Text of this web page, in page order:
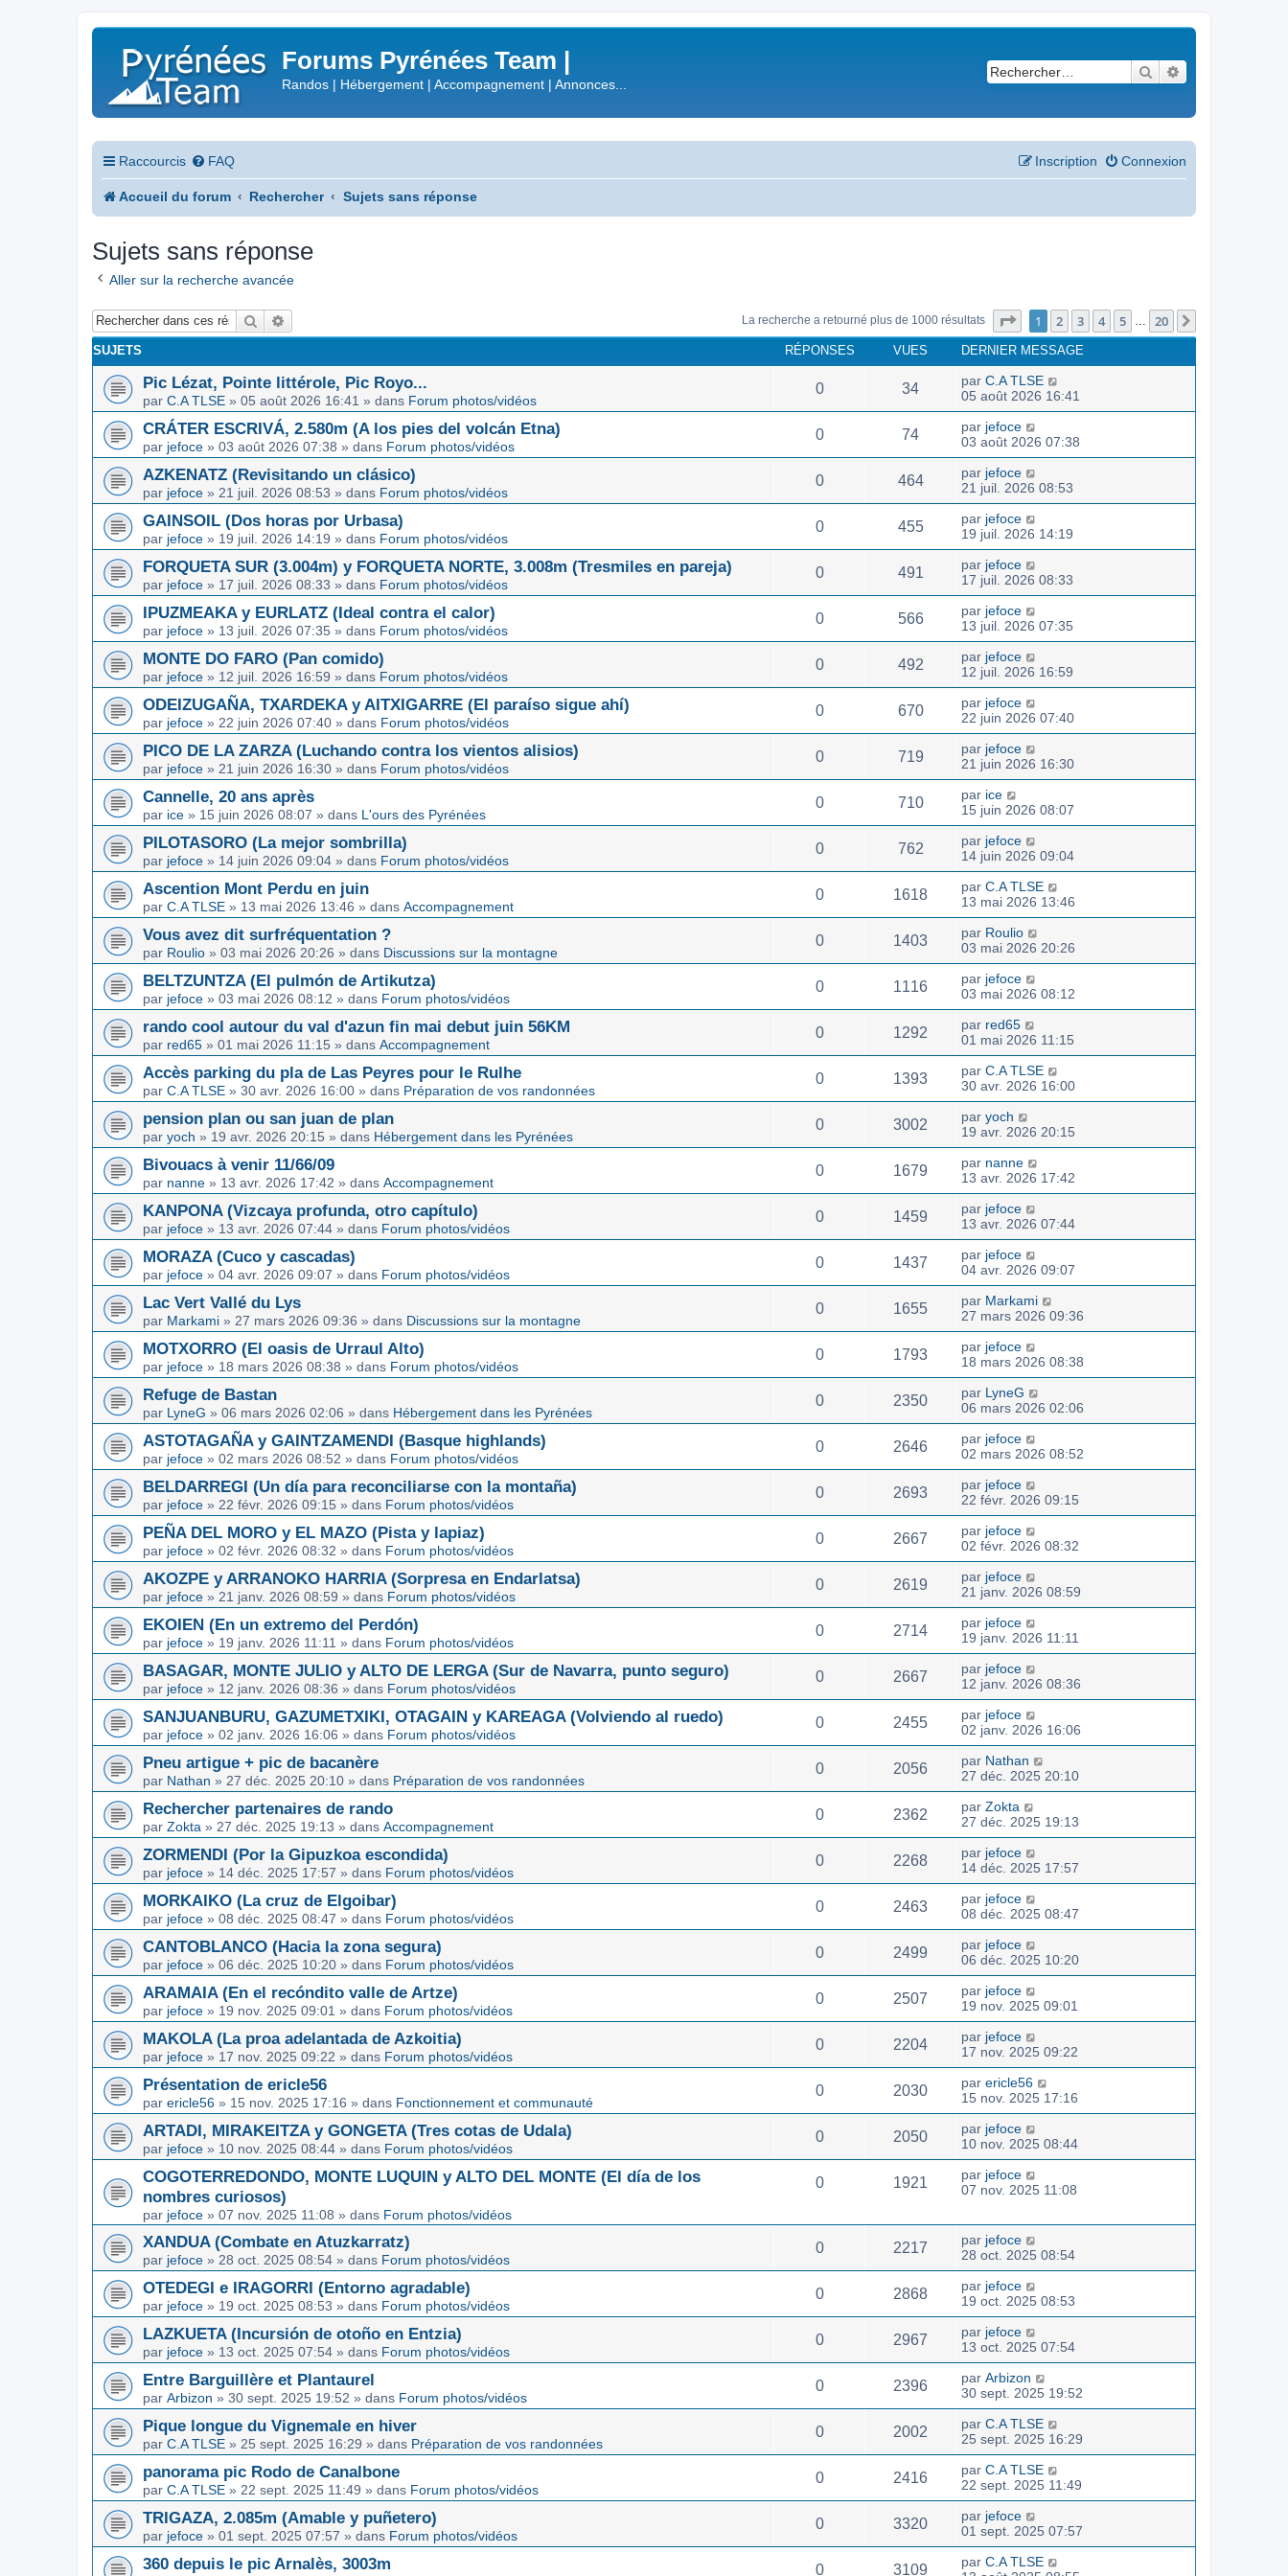
Forums Pyrénées Team |
Randos | Hébergement | Accompagnement | Annonces...
Rechercher
Raccourcis FAQ Connexion
Inscription
Accueil du forum Rechercher Sujets sans réponse
Sujets sans réponse
Aller sur la recherche avancée
Rechercher La recherche a retourné plus de 1000 résultats Page sur20
1 2 3 4 5 … 20
SUJETS RÉPONSES VUES DERNIER MESSAGE
Pic Lézat, Pointe littérole, Pic Royo...
par C.A TLSE » 05 août 2026 16:41 » dans Forum photos/vidéos
0 34 par C.A TLSE
05 août 2026 16:41
CRÁTER ESCRIVÁ, 2.580m (A los pies del volcán Etna)
par jefoce » 03 août 2026 07:38 » dans Forum photos/vidéos
0 74 par jefoce
03 août 2026 07:38
AZKENATZ (Revisitando un clásico)
par jefoce » 21 juil. 2026 08:53 » dans Forum photos/vidéos
0 464 par jefoce
21 juil. 2026 08:53
GAINSOIL (Dos horas por Urbasa)
par jefoce » 19 juil. 2026 14:19 » dans Forum photos/vidéos
0 455 par jefoce
19 juil. 2026 14:19
FORQUETA SUR (3.004m) y FORQUETA NORTE, 3.008m (Tresmiles en pareja)
par jefoce » 17 juil. 2026 08:33 » dans Forum photos/vidéos
0 491 par jefoce
17 juil. 2026 08:33
IPUZMEAKA y EURLATZ (Ideal contra el calor)
par jefoce » 13 juil. 2026 07:35 » dans Forum photos/vidéos
0 566 par jefoce
13 juil. 2026 07:35
MONTE DO FARO (Pan comido)
par jefoce » 12 juil. 2026 16:59 » dans Forum photos/vidéos
0 492 par jefoce
12 juil. 2026 16:59
ODEIZUGAÑA, TXARDEKA y AITXIGARRE (El paraíso sigue ahí)
par jefoce » 22 juin 2026 07:40 » dans Forum photos/vidéos
0 670 par jefoce
22 juin 2026 07:40
PICO DE LA ZARZA (Luchando contra los vientos alisios)
par jefoce » 21 juin 2026 16:30 » dans Forum photos/vidéos
0 719 par jefoce
21 juin 2026 16:30
Cannelle, 20 ans après
par ice » 15 juin 2026 08:07 » dans L'ours des Pyrénées
0 710 par ice
15 juin 2026 08:07
PILOTASORO (La mejor sombrilla)
par jefoce » 14 juin 2026 09:04 » dans Forum photos/vidéos
0 762 par jefoce
14 juin 2026 09:04
Ascention Mont Perdu en juin
par C.A TLSE » 13 mai 2026 13:46 » dans Accompagnement
0 1618 par C.A TLSE
13 mai 2026 13:46
Vous avez dit surfréquentation ?
par Roulio » 03 mai 2026 20:26 » dans Discussions sur la montagne
0 1403 par Roulio
03 mai 2026 20:26
BELTZUNTZA (El pulmón de Artikutza)
par jefoce » 03 mai 2026 08:12 » dans Forum photos/vidéos
0 1116 par jefoce
03 mai 2026 08:12
rando cool autour du val d'azun fin mai debut juin 56KM
par red65 » 01 mai 2026 11:15 » dans Accompagnement
0 1292 par red65
01 mai 2026 11:15
Accès parking du pla de Las Peyres pour le Rulhe
par C.A TLSE » 30 avr. 2026 16:00 » dans Préparation de vos randonnées
0 1393 par C.A TLSE
30 avr. 2026 16:00
pension plan ou san juan de plan
par yoch » 19 avr. 2026 20:15 » dans Hébergement dans les Pyrénées
0 3002 par yoch
19 avr. 2026 20:15
Bivouacs à venir 11/66/09
par nanne » 13 avr. 2026 17:42 » dans Accompagnement
0 1679 par nanne
13 avr. 2026 17:42
KANPONA (Vizcaya profunda, otro capítulo)
par jefoce » 13 avr. 2026 07:44 » dans Forum photos/vidéos
0 1459 par jefoce
13 avr. 2026 07:44
MORAZA (Cuco y cascadas)
par jefoce » 04 avr. 2026 09:07 » dans Forum photos/vidéos
0 1437 par jefoce
04 avr. 2026 09:07
Lac Vert Vallé du Lys
par Markami » 27 mars 2026 09:36 » dans Discussions sur la montagne
0 1655 par Markami
27 mars 2026 09:36
MOTXORRO (El oasis de Urraul Alto)
par jefoce » 18 mars 2026 08:38 » dans Forum photos/vidéos
0 1793 par jefoce
18 mars 2026 08:38
Refuge de Bastan
par LyneG » 06 mars 2026 02:06 » dans Hébergement dans les Pyrénées
0 2350 par LyneG
06 mars 2026 02:06
ASTOTAGAÑA y GAINTZAMENDI (Basque highlands)
par jefoce » 02 mars 2026 08:52 » dans Forum photos/vidéos
0 2646 par jefoce
02 mars 2026 08:52
BELDARREGI (Un día para reconciliarse con la montaña)
par jefoce » 22 févr. 2026 09:15 » dans Forum photos/vidéos
0 2693 par jefoce
22 févr. 2026 09:15
PEÑA DEL MORO y EL MAZO (Pista y lapiaz)
par jefoce » 02 févr. 2026 08:32 » dans Forum photos/vidéos
0 2667 par jefoce
02 févr. 2026 08:32
AKOZPE y ARRANOKO HARRIA (Sorpresa en Endarlatsa)
par jefoce » 21 janv. 2026 08:59 » dans Forum photos/vidéos
0 2619 par jefoce
21 janv. 2026 08:59
EKOIEN (En un extremo del Perdón)
par jefoce » 19 janv. 2026 11:11 » dans Forum photos/vidéos
0 2714 par jefoce
19 janv. 2026 11:11
BASAGAR, MONTE JULIO y ALTO DE LERGA (Sur de Navarra, punto seguro)
par jefoce » 12 janv. 2026 08:36 » dans Forum photos/vidéos
0 2667 par jefoce
12 janv. 2026 08:36
SANJUANBURU, GAZUMETXIKI, OTAGAIN y KAREAGA (Volviendo al ruedo)
par jefoce » 02 janv. 2026 16:06 » dans Forum photos/vidéos
0 2455 par jefoce
02 janv. 2026 16:06
Pneu artigue + pic de bacanère
par Nathan » 27 déc. 2025 20:10 » dans Préparation de vos randonnées
0 2056 par Nathan
27 déc. 2025 20:10
Rechercher partenaires de rando
par Zokta » 27 déc. 2025 19:13 » dans Accompagnement
0 2362 par Zokta
27 déc. 2025 19:13
ZORMENDI (Por la Gipuzkoa escondida)
par jefoce » 14 déc. 2025 17:57 » dans Forum photos/vidéos
0 2268 par jefoce
14 déc. 2025 17:57
MORKAIKO (La cruz de Elgoibar)
par jefoce » 08 déc. 2025 08:47 » dans Forum photos/vidéos
0 2463 par jefoce
08 déc. 2025 08:47
CANTOBLANCO (Hacia la zona segura)
par jefoce » 06 déc. 2025 10:20 » dans Forum photos/vidéos
0 2499 par jefoce
06 déc. 2025 10:20
ARAMAIA (En el recóndito valle de Artze)
par jefoce » 19 nov. 2025 09:01 » dans Forum photos/vidéos
0 2507 par jefoce
19 nov. 2025 09:01
MAKOLA (La proa adelantada de Azkoitia)
par jefoce » 17 nov. 2025 09:22 » dans Forum photos/vidéos
0 2204 par jefoce
17 nov. 2025 09:22
Présentation de ericle56
par ericle56 » 15 nov. 2025 17:16 » dans Fonctionnement et communauté
0 2030 par ericle56
15 nov. 2025 17:16
ARTADI, MIRAKEITZA y GONGETA (Tres cotas de Udala)
par jefoce » 10 nov. 2025 08:44 » dans Forum photos/vidéos
0 2050 par jefoce
10 nov. 2025 08:44
COGOTERREDONDO, MONTE LUQUIN y ALTO DEL MONTE (El día de los
nombres curiosos)
par jefoce » 07 nov. 2025 11:08 » dans Forum photos/vidéos
0 1921 par jefoce
07 nov. 2025 11:08
XANDUA (Combate en Atuzkarratz)
par jefoce » 28 oct. 2025 08:54 » dans Forum photos/vidéos
0 2217 par jefoce
28 oct. 2025 08:54
OTEDEGI e IRAGORRI (Entorno agradable)
par jefoce » 19 oct. 2025 08:53 » dans Forum photos/vidéos
0 2868 par jefoce
19 oct. 2025 08:53
LAZKUETA (Incursión de otoño en Entzia)
par jefoce » 13 oct. 2025 07:54 » dans Forum photos/vidéos
0 2967 par jefoce
13 oct. 2025 07:54
Entre Barguillère et Plantaurel
par Arbizon » 30 sept. 2025 19:52 » dans Forum photos/vidéos
0 2396 par Arbizon
30 sept. 2025 19:52
Pique longue du Vignemale en hiver
par C.A TLSE » 25 sept. 2025 16:29 » dans Préparation de vos randonnées
0 2002 par C.A TLSE
25 sept. 2025 16:29
panorama pic Rodo de Canalbone
par C.A TLSE » 22 sept. 2025 11:49 » dans Forum photos/vidéos
0 2416 par C.A TLSE
22 sept. 2025 11:49
TRIGAZA, 2.085m (Amable y puñetero)
par jefoce » 01 sept. 2025 07:57 » dans Forum photos/vidéos
0 3320 par jefoce
01 sept. 2025 07:57
360 depuis le pic Arnalès, 3003m 0 3109 par C.A TLSE